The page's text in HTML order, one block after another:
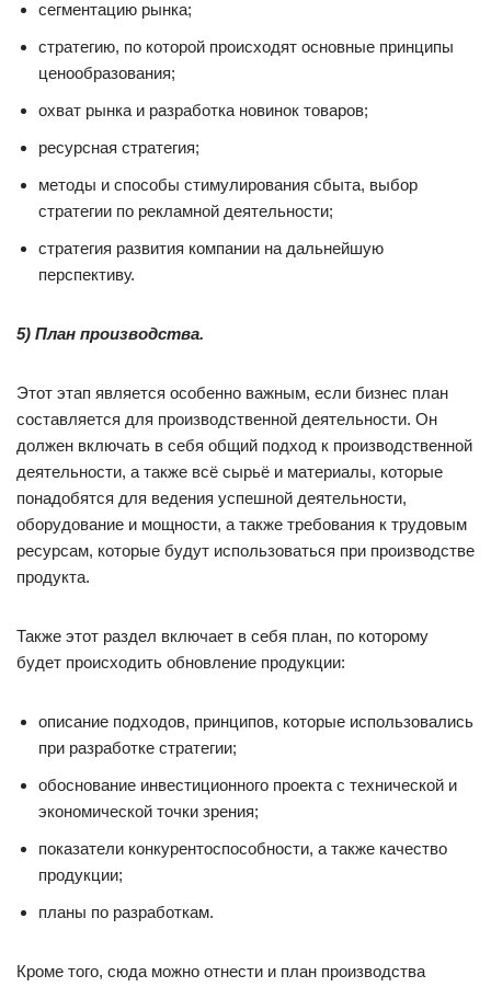
сегментацию рынка;
стратегию, по которой происходят основные принципы
ценообразования;
охват рынка и разработка новинок товаров;
ресурсная стратегия;
методы и способы стимулирования сбыта, выбор
стратегии по рекламной деятельности;
стратегия развития компании на дальнейшую
перспективу.
5) План производства.
Этот этап является особенно важным, если бизнес план
составляется для производственной деятельности. Он
должен включать в себя общий подход к производственной
деятельности, а также всё сырьё и материалы, которые
понадобятся для ведения успешной деятельности,
оборудование и мощности, а также требования к трудовым
ресурсам, которые будут использоваться при производстве
продукта.
Также этот раздел включает в себя план, по которому
будет происходить обновление продукции:
описание подходов, принципов, которые использовались
при разработке стратегии;
обоснование инвестиционного проекта с технической и
экономической точки зрения;
показатели конкурентоспособности, а также качество
продукции;
планы по разработкам.
Кроме того, сюда можно отнести и план производства